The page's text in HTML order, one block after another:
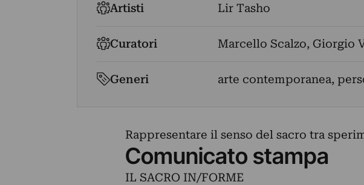
Artisti Lir Tasho
Curatori Marcello Scalzo, Giorgio
Generi arte contemporanea,
Rappresentare il senso del sacro tra
Comunicato stampa
IL SACRO IN/FORME